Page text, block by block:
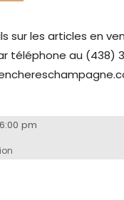
sur les articles en
téléphone au (438)
6:00 pm